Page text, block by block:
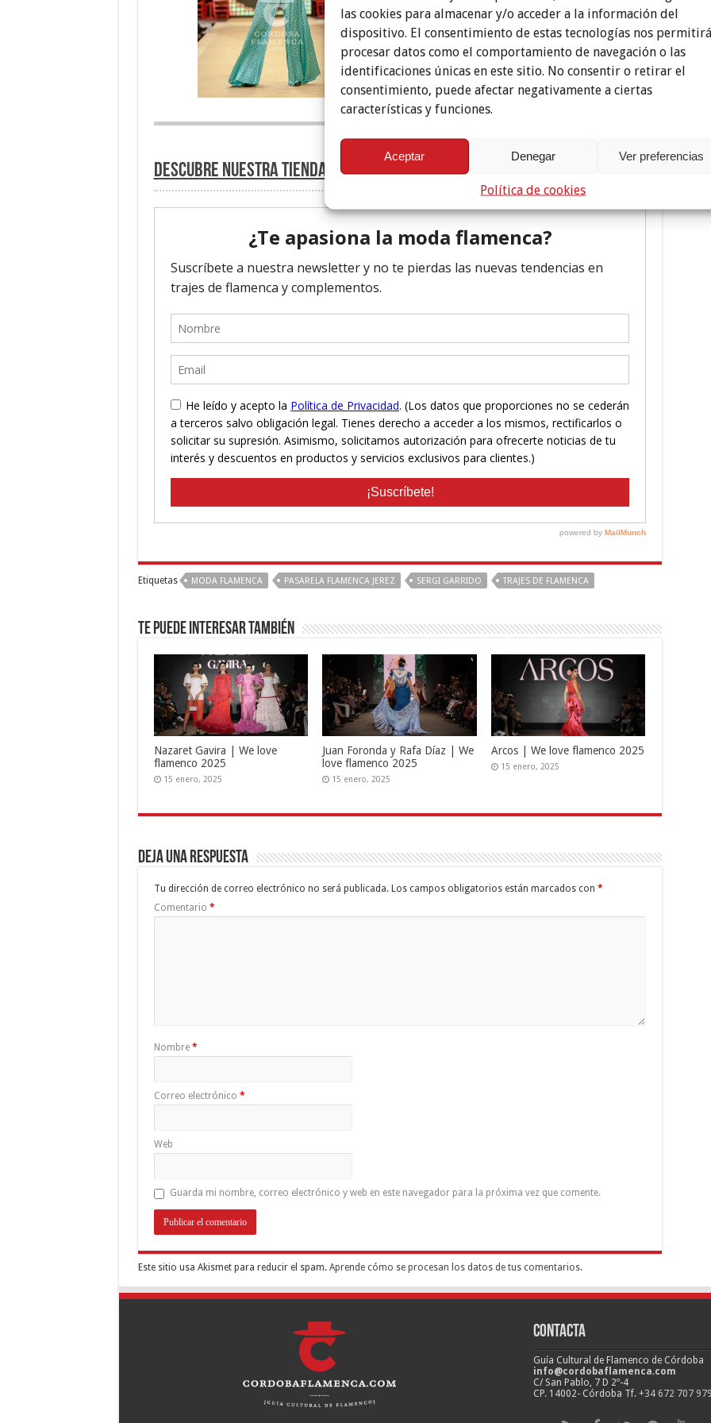
las cookies para almacenar y/o acceder a la información del
dispositivo. El consentimiento de estas tecnologías nos permitirá
procesar datos como el comportamiento de navegación o las
identificaciones únicas en este sitio. No consentir o retirar el
consentimiento, puede afectar negativamente a ciertas
características y funciones.
Aceptar Denegar Ver preferencias
Política de cookies
Descubre nuestra tienda de pendientes de flamenca
Etiquetas MODA FLAMENCA PASARELA FLAMENCA JEREZ SERGI GARRIDO TRAJES DE FLAMENCA
Te puede interesar también
Nazaret Gavira | We love
flamenco 2025
15 enero, 2025
Juan Foronda y Rafa Díaz | We
love flamenco 2025
15 enero, 2025
Arcos | We love flamenco 2025
15 enero, 2025
Deja una respuesta
Tu dirección de correo electrónico no será publicada. Los campos obligatorios están marcados con *
Comentario *
Nombre *
Correo electrónico *
Web
Guarda mi nombre, correo electrónico y web en este navegador para la próxima vez que comente.
Este sitio usa Akismet para reducir el spam. Aprende cómo se procesan los datos de tus comentarios.
Contacta
Guía Cultural de Flamenco de Córdoba
info@cordobaflamenca.com
C/ San Pablo, 7 D 2º-4
CP. 14002- Córdoba Tf. +34 672 707